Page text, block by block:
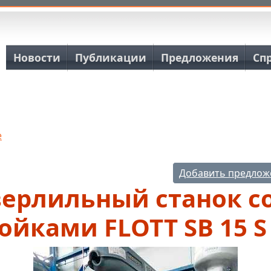
Основная навигация
Новости Публикации Предложения
Добавить
станок
FLOTT SB 15 S